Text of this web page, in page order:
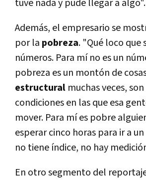
tuve nada y pude llegar a algo".
Además, el empresario se
por la pobreza. "Qué loco que
números. Para mí­ no es un
pobreza es un montón de
estructural muchas veces,
condiciones en las que esa
mover. Para mí­ es pobre
esperar cinco horas para ir a
no tiene í­ndice, no hay
En otro segmento del